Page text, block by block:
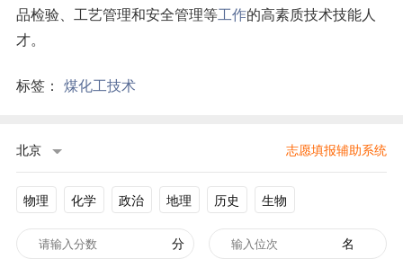
品检验、工艺管理和安全管理等工作的高素质技术技能人
才。
标签： 煤化工技术
北京 志愿填报辅助系统
物理 化学 政治 地理 历史 生物
分 名